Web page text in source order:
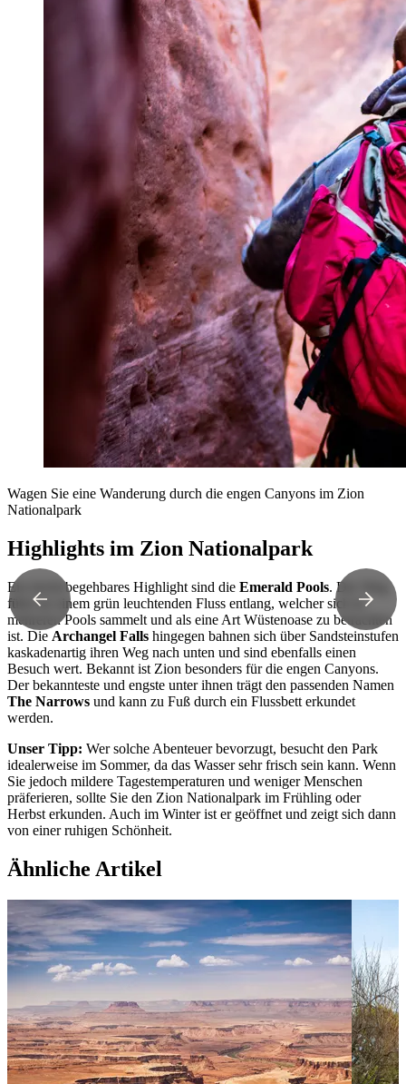
Wagen Sie eine Wanderung durch die engen Canyons im Zion
Nationalpark
Highlights im Zion Nationalpark
Ein leicht begehbares Highlight sind die Emerald Pools. Der Weg
führt an einem grün leuchtenden Fluss entlang, welcher sich in
mehreren Pools sammelt und als eine Art Wüstenoase zu betrachten
ist. Die Archangel Falls hingegen bahnen sich über Sandsteinstufen
kaskadenartig ihren Weg nach unten und sind ebenfalls einen
Besuch wert. Bekannt ist Zion besonders für die engen Canyons.
Der bekannteste und engste unter ihnen trägt den passenden Namen
The Narrows und kann zu Fuß durch ein Flussbett erkundet
werden.
Unser Tipp: Wer solche Abenteuer bevorzugt, besucht den Park
idealerweise im Sommer, da das Wasser sehr frisch sein kann. Wenn
Sie jedoch mildere Tagestemperaturen und weniger Menschen
präferieren, sollte Sie den Zion Nationalpark im Frühling oder
Herbst erkunden. Auch im Winter ist er geöffnet und zeigt sich dann
von einer ruhigen Schönheit.
Ähnliche Artikel